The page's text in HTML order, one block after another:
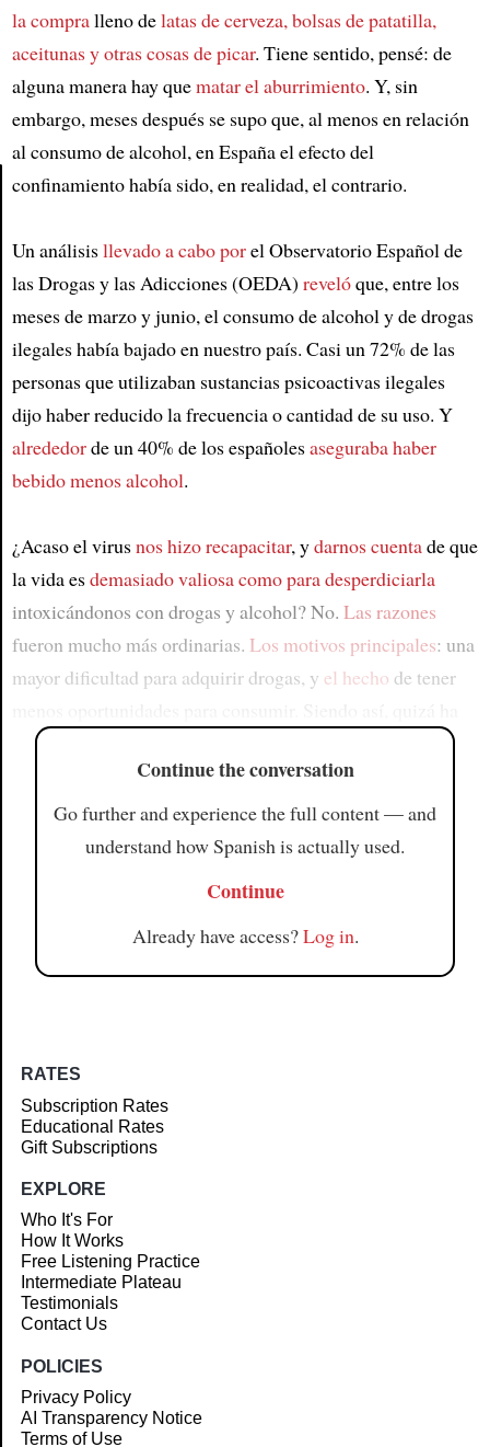
la compralleno delatas de cerveza, bolsas de patatilla,
aceitunas y otras cosas de picar. Tiene sentido, pensé: de
alguna manera hay quematar el aburrimiento. Y, sin
embargo, meses después se supo que, al menos en relación
al consumo de alcohol, en España el efecto del
confinamiento había sido, en realidad, el contrario.
Un análisisllevado a cabo porel Observatorio Español de
las Drogas y las Adicciones (OEDA) revelóque, entre los
meses de marzo y junio, el consumo de alcohol y de drogas
ilegales había bajado en nuestro país. Casi un 72% de las
personas que utilizaban sustancias psicoactivas ilegales
dijo haber reducido la frecuencia o cantidad de su uso. Y
alrededorde un 40% de los españolesaseguraba haber
bebido menos alcohol.
¿Acaso el virusnos hizo recapacitar, ydarnos cuentade que
la vida esdemasiado valiosa como para desperdiciarla
intoxicándonos con drogas y alcohol? No. Las razones
fueron mucho más ordinarias. Los motivos principales: una
mayor dificultad para adquirir drogas, y el hecho de tener
Continue the conversation
Go further and experience the full content — and
understand how Spanish is actually used.
Continue
Already have access?Log in.
RATES
Subscription Rates
Educational Rates
Gift Subscriptions
EXPLORE
Who It's For
How It Works
Free Listening Practice
Intermediate Plateau
Testimonials
Contact Us
POLICIES
Privacy Policy
AI Transparency Notice
Terms of Use